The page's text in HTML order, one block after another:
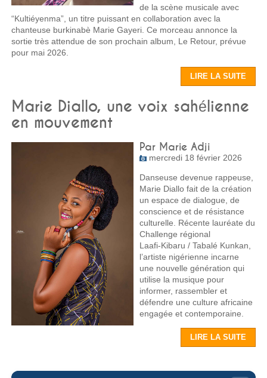
de la scène musicale avec
“Kultiéyenma”, un titre puissant en collaboration avec la
chanteuse burkinabè Marie Gayeri. Ce morceau annonce la
sortie très attendue de son prochain album, Le Retour, prévue
pour mai 2026.
LIRE LA SUITE
Marie Diallo, une voix sahélienne
en mouvement
Par Marie Adji
mercredi 18 février 2026
Danseuse devenue rappeuse,
Marie Diallo fait de la création
un espace de dialogue, de
conscience et de résistance
culturelle. Récente lauréate du
Challenge régional
Laafi‑Kibaru / Tabalé Kunkan,
l’artiste nigérienne incarne
une nouvelle génération qui
utilise la musique pour
informer, rassembler et
défendre une culture africaine
engagée et contemporaine.
LIRE LA SUITE